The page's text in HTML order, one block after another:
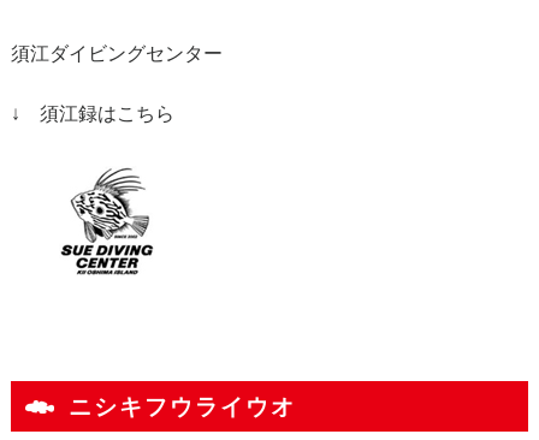
須江ダイビングセンター
↓ 須江録はこちら
ニシキフウライウオ